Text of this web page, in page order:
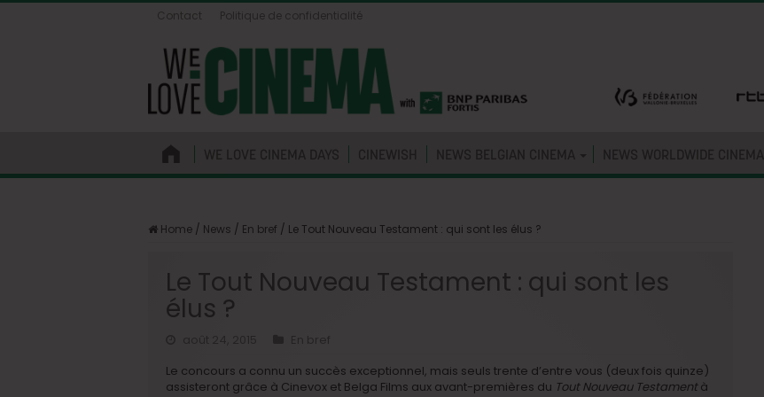
Contact Politique de confidentialité
WE LOVE CINEMA DAYS CINEWISH NEWS BELGIAN CINEMA NEWS WORLDWIDE CINEMA
Home / News / En bref / Le Tout Nouveau Testament : qui sont les élus ?
Le Tout Nouveau Testament : qui sont les
élus ?
En bref
Le concours a connu un succès exceptionnel, mais seuls trente d’entre vous (deux fois quinze)
assisteront grâce à Cinevox et Belga Films aux avant-premières du Tout Nouveau Testamentà